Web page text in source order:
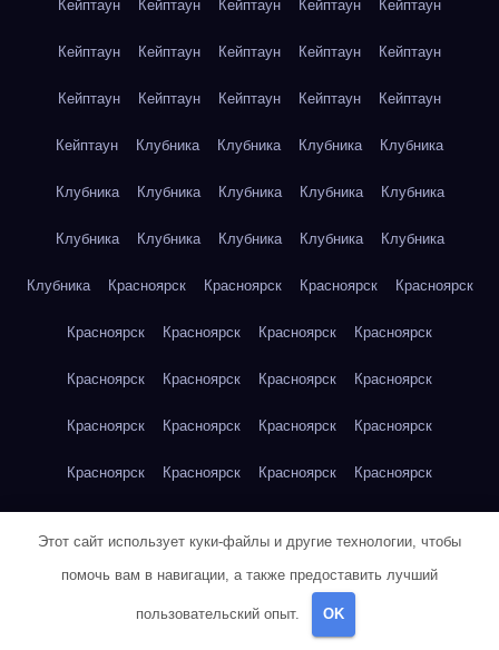
Кейптаун Кейптаун Кейптаун Кейптаун Кейптаун
Кейптаун Кейптаун Кейптаун Кейптаун Кейптаун
Кейптаун Кейптаун Кейптаун Кейптаун Кейптаун
Кейптаун Клубника Клубника Клубника Клубника
Клубника Клубника Клубника Клубника Клубника
Клубника Клубника Клубника Клубника Клубника
Клубника Красноярск Красноярск Красноярск Красноярск
Красноярск Красноярск Красноярск Красноярск
Красноярск Красноярск Красноярск Красноярск
Красноярск Красноярск Красноярск Красноярск
Красноярск Красноярск Красноярск Красноярск
Кукуруза
Кукуруза Кукуруза Кукуруза
Этот сайт использует куки-файлы и другие технологии, чтобы
помочь вам в навигации, а также предоставить лучший
пользовательский опыт. OK